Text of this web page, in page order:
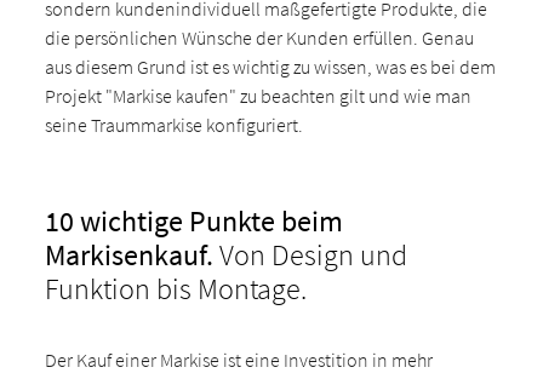
sondern kundenindividuell maßgefertigte Produkte, die
die persönlichen Wünsche der Kunden erfüllen. Genau
aus diesem Grund ist es wichtig zu wissen, was es bei dem
Projekt "Markise kaufen" zu beachten gilt und wie man
seine Traummarkise konfiguriert.
10 wichtige Punkte beim
Markisenkauf.Von Design und
Funktion bis Montage.
Der Kauf einer Markise ist eine Investition in mehr